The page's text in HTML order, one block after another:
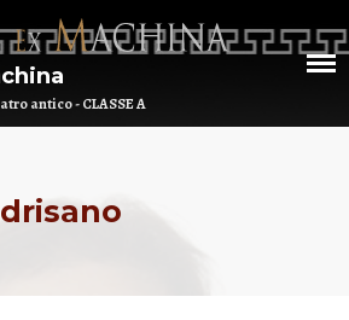
BIBLIOTECA DI DEM
antico - CLASSE A